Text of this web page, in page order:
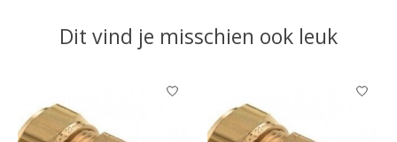
Dit vind je misschien ook leuk
Items van productcarrousel